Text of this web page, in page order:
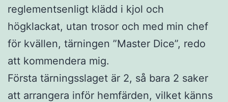
reglementsenligt klädd i kjol och
högklackat, utan trosor och med min chef
för kvällen, tärningen ”Master Dice”, redo
att kommendera mig.
Första tärningsslaget är 2, så bara 2 saker
att arrangera inför hemfärden, vilket känns